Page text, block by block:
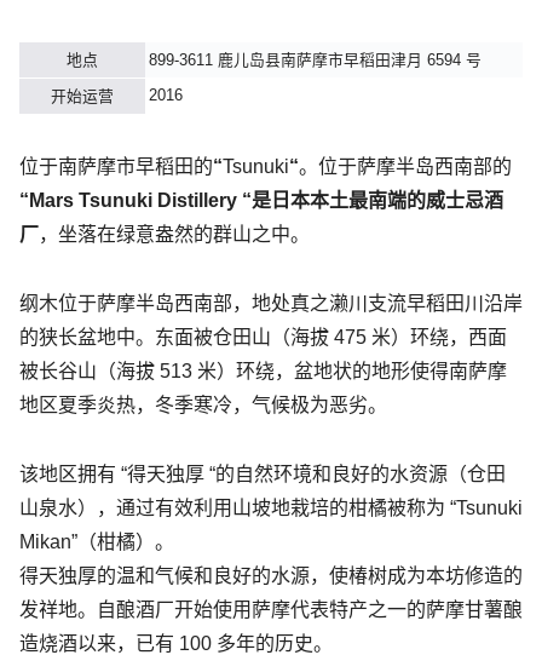
地点
899-3611 鹿儿岛县南萨摩市早稻田津月 6594 号
开始运营
2016
位于南萨摩市早稻田的“Tsunuki“。位于萨摩半岛西南部的
“Mars Tsunuki Distillery “是日本本土最南端的威士忌酒
厂，坐落在绿意盎然的群山之中。
纲木位于萨摩半岛西南部，地处真之濑川支流早稻田川沿岸
的狭长盆地中。东面被仓田山（海拔 475 米）环绕，西面
被长谷山（海拔 513 米）环绕，盆地状的地形使得南萨摩
地区夏季炎热，冬季寒冷，气候极为恶劣。
该地区拥有 “得天独厚 “的自然环境和良好的水资源（仓田
山泉水），通过有效利用山坡地栽培的柑橘被称为 “Tsunuki
Mikan”（柑橘）。
得天独厚的温和气候和良好的水源，使椿树成为本坊修造的
发祥地。自酿酒厂开始使用萨摩代表特产之一的萨摩甘薯酿
造烧酒以来，已有 100 多年的历史。